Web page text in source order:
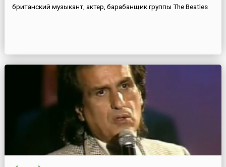
британский музыкант, актер, барабанщик группы The Beatles